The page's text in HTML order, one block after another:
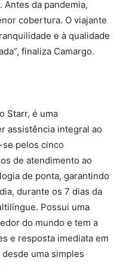
da pandemia,
cobertura. O viajante
e à qualidade
finaliza Camargo.
Starr, é uma
assistência integral ao
se pelos cinco
de atendimento ao
de ponta, garantindo
durante os 7 dias da
Possui uma
do mundo e tem a
e resposta imediata em
uma simples